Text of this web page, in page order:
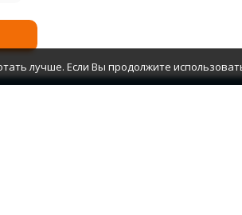
лучше. Если Вы продолжите